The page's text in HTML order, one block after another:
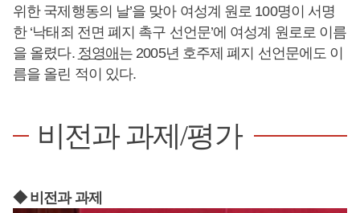
위한 국제행동의 날’을 맞아 여성계 원로 100명이 서명
한 ‘낙태죄 전면 폐지 촉구 선언문’에 여성계 원로로 이름
을 올렸다. 정영애 는 2005년 호주제 폐지 선언문에도 이
름을 올린 적이 있다.
비전과 과제/평가
◆ 비전과 과제